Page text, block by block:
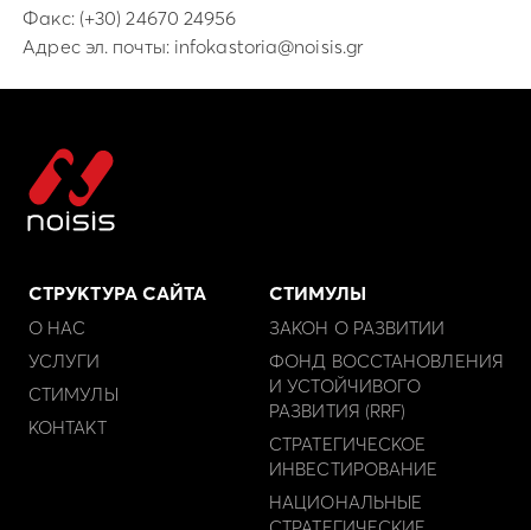
Факс: (+30) 24670 24956
Адрес эл. почты: infokastoria@noisis.gr
СТРУКТУРА САЙТА
О НАС
УСЛУГИ
СТИМУЛЫ
КОНТАКТ
СТИМУЛЫ
ЗАКОН О РАЗВИТИИ
ФОНД ВОССТАНОВЛЕНИЯ
И УСТОЙЧИВОГО
РАЗВИТИЯ (RRF)
СТРАТЕГИЧЕСКОЕ
ИНВЕСТИРОВАНИЕ
НАЦИОНАЛЬНЫЕ